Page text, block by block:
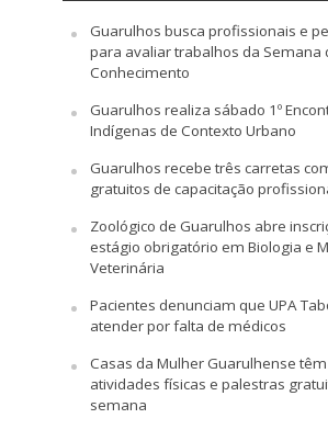
Guarulhos busca profissionais e
para avaliar trabalhos da Semana
Conhecimento
Guarulhos realiza sábado 1º
Indígenas de Contexto Urbano
Guarulhos recebe três carretas
gratuitos de capacitação
Zoológico de Guarulhos abre
estágio obrigatório em Biologia e
Veterinária
Pacientes denunciam que UPA
atender por falta de médicos
Casas da Mulher Guarulhense
atividades físicas e palestras
semana